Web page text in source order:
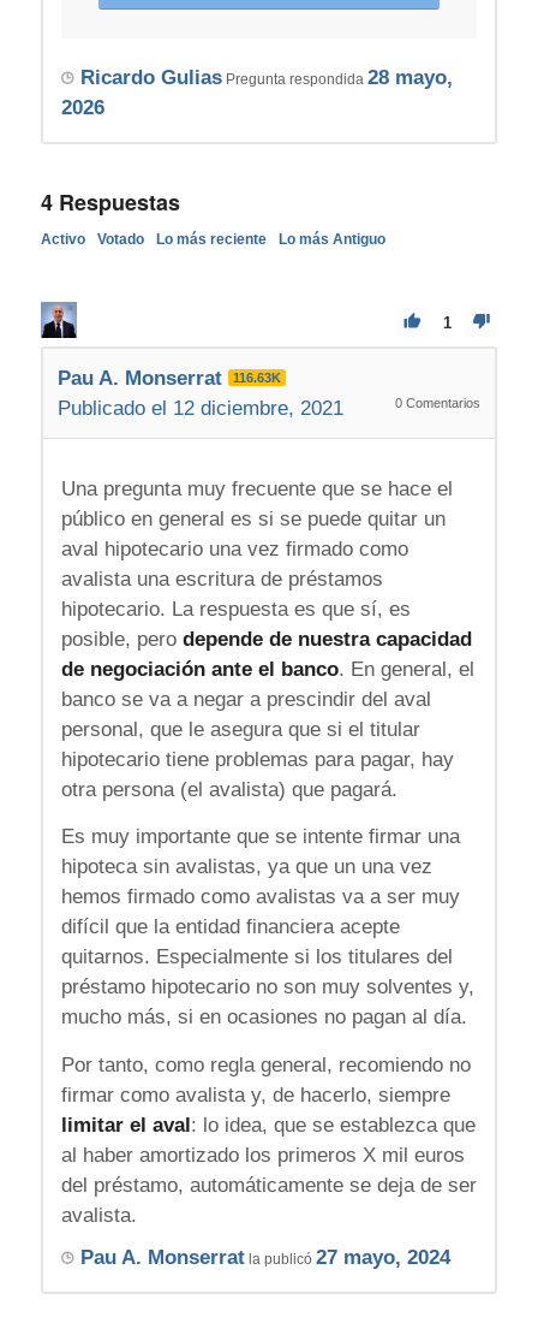
Ricardo GuliasPregunta respondida 28 mayo,
2026
4Respuestas
Activo Votado Lo más reciente Lo más Antiguo
1
Pau A. Monserrat 116.63K
Publicado el 12 diciembre, 2021 0 Comentarios
Una pregunta muy frecuente que se hace el
público en general es si se puede quitar un
aval hipotecario una vez firmado como
avalista una escritura de préstamos
hipotecario. La respuesta es que sí, es
posible, pero depende de nuestra capacidad
de negociación ante el banco. En general, el
banco se va a negar a prescindir del aval
personal, que le asegura que si el titular
hipotecario tiene problemas para pagar, hay
otra persona (el avalista) que pagará.
Es muy importante que se intente firmar una
hipoteca sin avalistas, ya que un una vez
hemos firmado como avalistas va a ser muy
difícil que la entidad financiera acepte
quitarnos. Especialmente si los titulares del
préstamo hipotecario no son muy solventes y,
mucho más, si en ocasiones no pagan al día.
Por tanto, como regla general, recomiendo no
firmar como avalista y, de hacerlo, siempre
limitar el aval: lo idea, que se establezca que
al haber amortizado los primeros X mil euros
del préstamo, automáticamente se deja de ser
avalista.
Pau A. Monserratla publicó 27 mayo, 2024